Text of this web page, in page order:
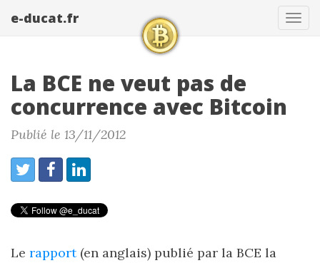
e-ducat.fr
La BCE ne veut pas de
concurrence avec Bitcoin
Publié le 13/11/2012
Le rapport(en anglais) publié par la BCE la